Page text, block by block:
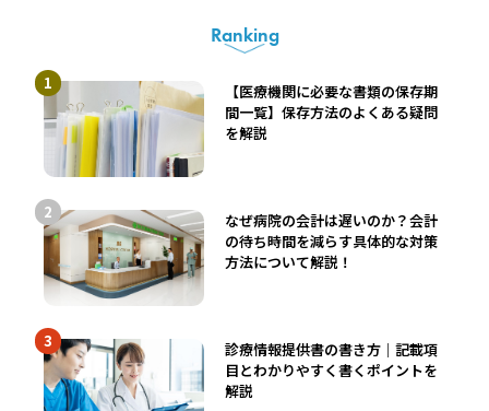
Ranking
【医療機関に必要な書類の保存期
間一覧】保存方法のよくある疑問
を解説
なぜ病院の会計は遅いのか？会計
の待ち時間を減らす具体的な対策
方法について解説！
診療情報提供書の書き方｜記載項
目とわかりやすく書くポイントを
解説